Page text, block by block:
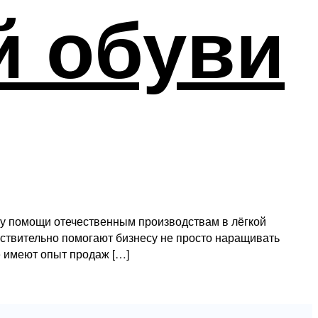
обуви
отечественным производствам в лёгкой
помогают бизнесу не просто наращивать
имеют опыт продаж […]